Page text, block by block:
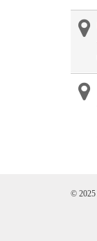
© 2025